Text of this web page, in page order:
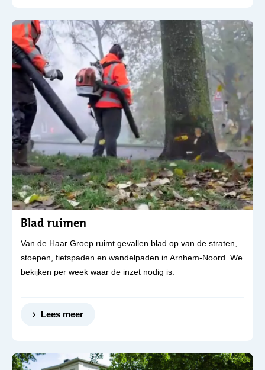
Blad ruimen
Van de Haar Groep ruimt gevallen blad op van de straten,
stoepen, fietspaden en wandelpaden in Arnhem-Noord. We
bekijken per week waar de inzet nodig is.
Lees meer